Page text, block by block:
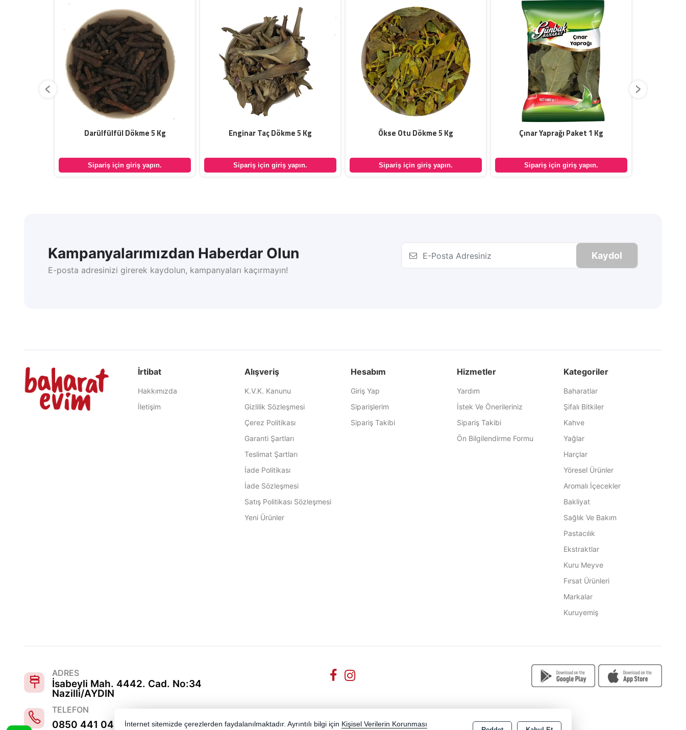
Darülfülfül Dökme 5 Kg
Sipariş için giriş yapın.
Enginar Taç Dökme 5 Kg
Sipariş için giriş yapın.
Ökse Otu Dökme 5 Kg
Sipariş için giriş yapın.
Çınar Yaprağı Paket 1 Kg
Sipariş için giriş yapın.
‹ ›
Kampanyalarımızdan Haberdar Olun
E-posta adresinizi girerek kaydolun, kampanyaları kaçırmayın!
Kaydol
İrtibat
Hakkımızda
İletişim
Alışveriş
K.V.K. Kanunu
Gizlilik Sözleşmesi
Çerez Politikası
Garanti Şartları
Teslimat Şartları
İade Politikası
İade Sözleşmesi
Satış Politikası Sözleşmesi
Yeni Ürünler
Hesabım
Giriş Yap
Siparişlerim
Sipariş Takibi
Hizmetler
Yardım
İstek Ve Önerileriniz
Sipariş Takibi
Ön Bilgilendirme Formu
Kategoriler
Baharatlar
Şifalı Bitkiler
Kahve
Yağlar
Harçlar
Yöresel Ürünler
Aromalı İçecekler
Bakliyat
Sağlık Ve Bakım
Pastacılık
Ekstraktlar
Kuru Meyve
Fırsat Ürünleri
Markalar
Kuruyemiş
ADRES
İsabeyli Mah. 4442. Cad. No:34
Nazilli/AYDIN
TELEFON
0850 441 0486İnternet sitemizde çerezlerden faydalanılmaktadır. Ayrıntılı bilgi için Kişisel Verilerin Korunması